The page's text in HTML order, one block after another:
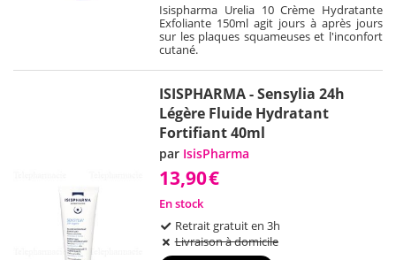
Isispharma Urelia 10 Crème Hydratante
Exfoliante 150ml agit jours à après jours
sur les plaques squameuses et l'inconfort
cutané.
ISISPHARMA - Sensylia 24h
Légère Fluide Hydratant
Fortifiant 40ml
par IsisPharma
13,90€
En stock
Retrait gratuit en 3h
Livraison à domicile